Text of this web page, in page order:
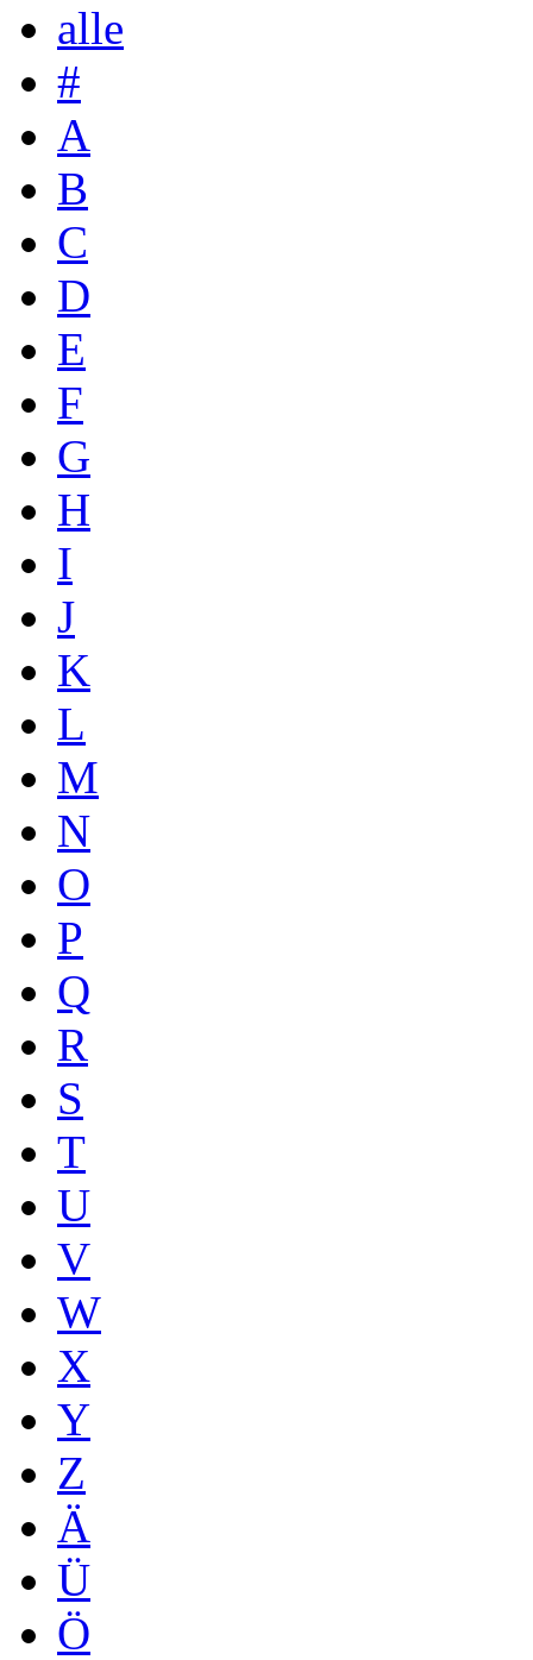
alle
#
A
B
C
D
E
F
G
H
I
J
K
L
M
N
O
P
Q
R
S
T
U
V
W
X
Y
Z
Ä
Ü
Ö